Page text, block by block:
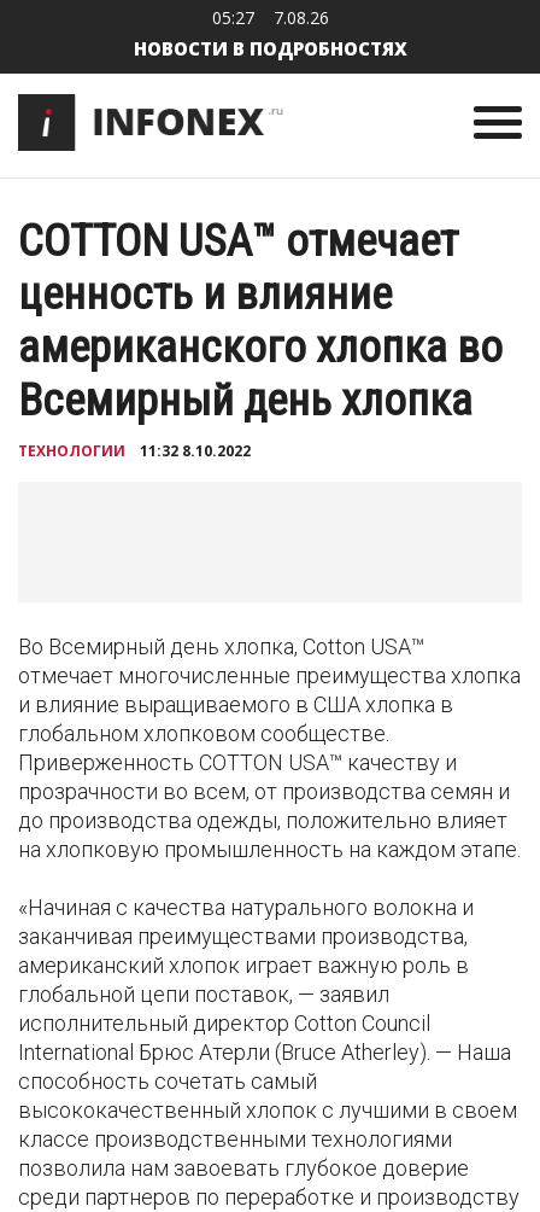
05:27 7.08.26
НОВОСТИ В ПОДРОБНОСТЯХ
COTTON USA™ отмечает
ценность и влияние
американского хлопка во
Всемирный день хлопка
ТЕХНОЛОГИИ 11:32 8.10.2022
Во Всемирный день хлопка, Cotton USA™
отмечает многочисленные преимущества хлопка
и влияние выращиваемого в США хлопка в
глобальном хлопковом сообществе.
Приверженность COTTON USA™ качеству и
прозрачности во всем, от производства семян и
до производства одежды, положительно влияет
на хлопковую промышленность на каждом этапе.
«Начиная с качества натурального волокна и
заканчивая преимуществами производства,
американский хлопок играет важную роль в
глобальной цепи поставок, — заявил
исполнительный директор Сotton Council
International Брюс Атерли (Bruce Atherley). — Наша
способность сочетать самый
высококачественный хлопок с лучшими в своем
классе производственными технологиями
позволила нам завоевать глубокое доверие
среди партнеров по переработке и производству